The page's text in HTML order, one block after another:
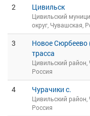
2 Цивильск
Цивильский
округ, Чувашская,
3
Новое Сюрбеево
трасса
Цивильский район,
Россия
4 Чурачики с.
Цивильский район,
Россия